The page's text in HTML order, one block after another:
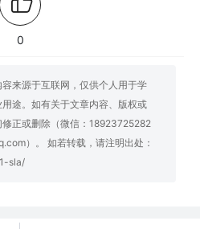
0
容来源于互联网，仅供个人用于学
途。如有关于文章内容、版权或
正或删除（微信：18923725282
）。 如若转载，请注明出处：
sla/